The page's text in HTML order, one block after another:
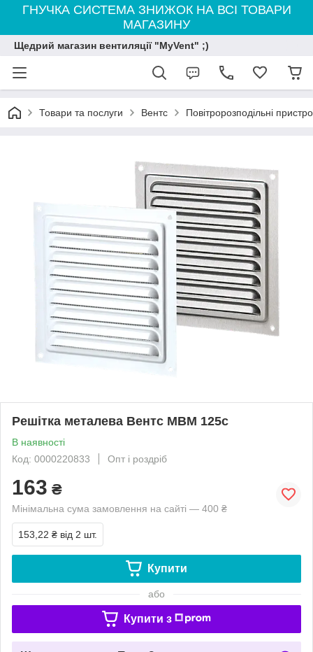
ГНУЧКА СИСТЕМА ЗНИЖОК НА ВСІ ТОВАРИ
МАГАЗИНУ
Щедрий магазин вентиляції "MyVent" ;)
Товари та послуги Вентс Повітророзподільні
Решітка металева Вентс МВМ 125с
В наявності
Код: 0000220833
Опт і роздріб
163 ₴
Мінімальна сума замовлення на сайті — 400 ₴
153,22 ₴ від 2 шт.
Купити
або
Купити з